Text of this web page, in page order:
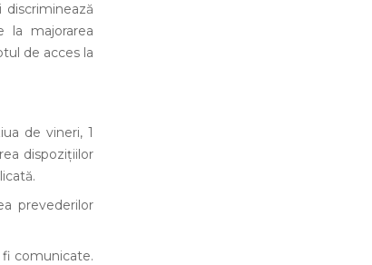
la majorarea
de acces la
de vineri, 1
dispozițiilor
prevederilor
fi comunicate.